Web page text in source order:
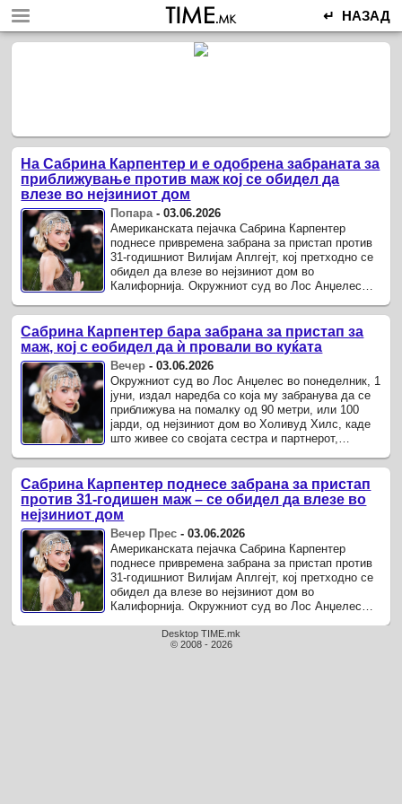
↵ НАЗАД
На Сабрина Карпентер и е одобрена забраната за
приближување против маж кој се обидел да
влезе во нејзиниот дом
Попара -03.06.2026
Американската пејачка Сабрина Карпентер
поднесе привремена забрана за пристап против
31-годишниот Вилијам Аплгејт, кој претходно се
обидел да влезе во нејзиниот дом во
Калифорнија. Окружниот суд во Лос Анџелес
Сабрина Карпентер бара забрана за пристап за
маж, кој с еобидел да ѝ провали во куќата
Вечер -03.06.2026
Окружниот суд во Лос Анџелес во понеделник, 1
јуни, издал наредба со која му забранува да се
приближува на помалку од 90 метри, или 100
јарди, од нејзиниот дом во Холивуд Хилс, каде
што живее со својата сестра и партнерот,
Сабрина Карпентер поднесе забрана за пристап
против 31-годишен маж – се обидел да влезе во
нејзиниот дом
Вечер Прес -03.06.2026
Американската пејачка Сабрина Карпентер
поднесе привремена забрана за пристап против
31-годишниот Вилијам Аплгејт, кој претходно се
обидел да влезе во нејзиниот дом во
Калифорнија. Окружниот суд во Лос Анџелес
Desktop TIME.mk
© 2008 - 2026